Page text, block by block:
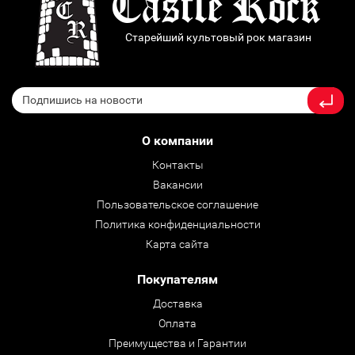
Старейший культовый рок магазин
О компании
Контакты
Вакансии
Пользовательское соглашение
Политика конфиденциальности
Карта сайта
Покупателям
Доставка
Оплата
Преимущества и Гарантии